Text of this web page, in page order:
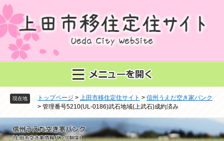
ペ
ー
ジ
の
。
メ
ニ
ュ
ー
て
へ
現在地 トップページ > 上田市移住定住サイト > 信州うえだ空き家バンク
> 管理番号5210(UL-0186)武石地域(上武石)成約済み